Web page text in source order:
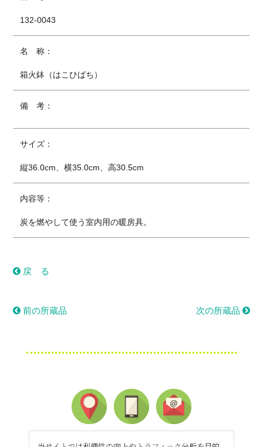
132-0043
名 称：
箱火鉢（はこひばち）
備 考：
サイズ：
縦36.0cm、横35.0cm、高30.5cm
内容等：
炭を燃やして使う室内用の暖房具。
戻 る
前の所蔵品 次の所蔵品